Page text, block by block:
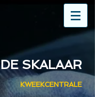
DE SKALAAR
KWEEKCENTRALE